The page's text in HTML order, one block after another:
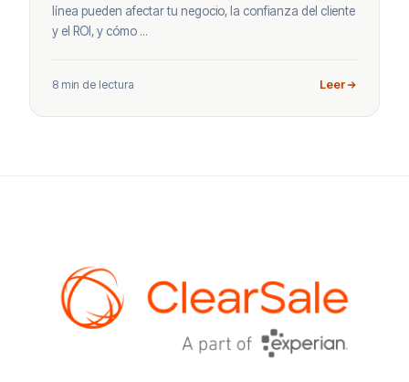
línea pueden afectar tu negocio, la confianza del cliente
y el ROI, y cómo ...
8 min de lectura Leer